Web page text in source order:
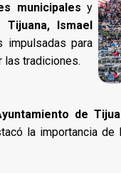
municipales y
Tijuana, Ismael
impulsadas para
las tradiciones.
de
la importancia